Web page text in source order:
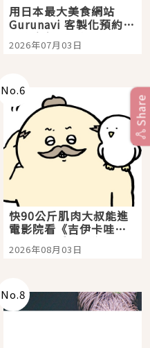
用日本最大美食網站
Gurunavi 客製化預約九
大都市餐廳，打造專屬
美食體驗！
2026年07月03日
No.6
快90公斤肌肉大叔能進
電影院看《吉伊卡哇》
嗎？日本重金屬樂團
「打首」會長與nagano
2026年08月03日
No.8
Share